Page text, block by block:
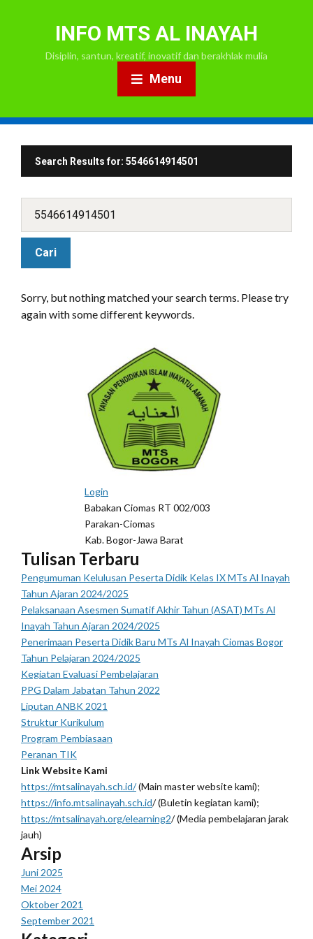
INFO MTS AL INAYAH
Disiplin, santun, kreatif, inovatif dan berakhlak mulia
Menu
Search Results for: 5546614914501
Sorry, but nothing matched your search terms. Please try
again with some different keywords.
Login
Babakan Ciomas RT 002/003
Parakan-Ciomas
Kab. Bogor-Jawa Barat
Tulisan Terbaru
Pengumuman Kelulusan Peserta Didik Kelas IX MTs Al Inayah
Tahun Ajaran 2024/2025
Pelaksanaan Asesmen Sumatif Akhir Tahun (ASAT) MTs Al
Inayah Tahun Ajaran 2024/2025
Penerimaan Peserta Didik Baru MTs Al Inayah Ciomas Bogor
Tahun Pelajaran 2024/2025
Kegiatan Evaluasi Pembelajaran
PPG Dalam Jabatan Tahun 2022
Liputan ANBK 2021
Struktur Kurikulum
Program Pembiasaan
Peranan TIK
Link Website Kami
https://mtsalinayah.sch.id/(Main master website kami);
https://info.mtsalinayah.sch.id/ (Buletin kegiatan kami);
https://mtsalinayah.org/elearning2/ (Media pembelajaran jarak
jauh)
Arsip
Juni 2025
Mei 2024
Oktober 2021
September 2021